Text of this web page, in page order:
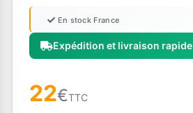
Expédition et livraison rapide
En stock France
22€TTC